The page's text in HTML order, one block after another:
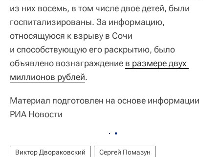
из них восемь, в том числе двое детей, были
госпитализированы. За информацию,
относящуюся к взрыву в Сочи
и способствующую его раскрытию, было
объявлено вознаграждение в размере двух
миллионов рублей.
Материал подготовлен на основе информации
РИА Новости
Виктор Двораковский
Сергей Помазун